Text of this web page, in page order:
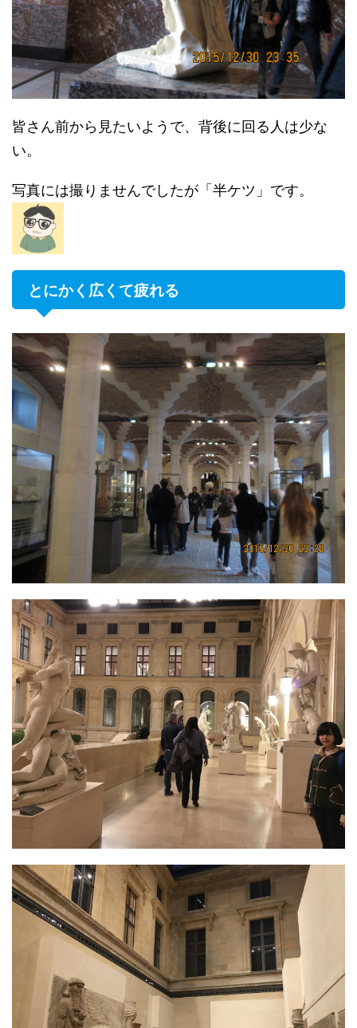
皆さん前から見たいようで、背後に回る人は少な
い。
写真には撮りませんでしたが「半ケツ」です。
とにかく広くて疲れる